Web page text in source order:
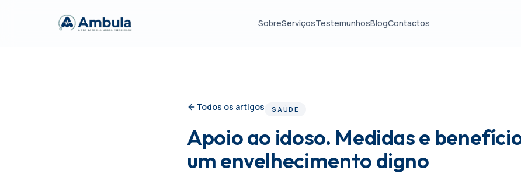
SobreServiçosTestemunhosBlogContactos
Todos os artigos SAÚDE
Apoio ao idoso. Medidas e
um envelhecimento digno